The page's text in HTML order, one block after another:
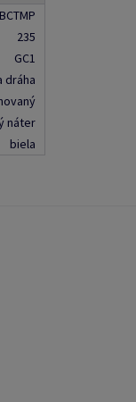
BCTMP
235
GC1
dráha
náter
biela